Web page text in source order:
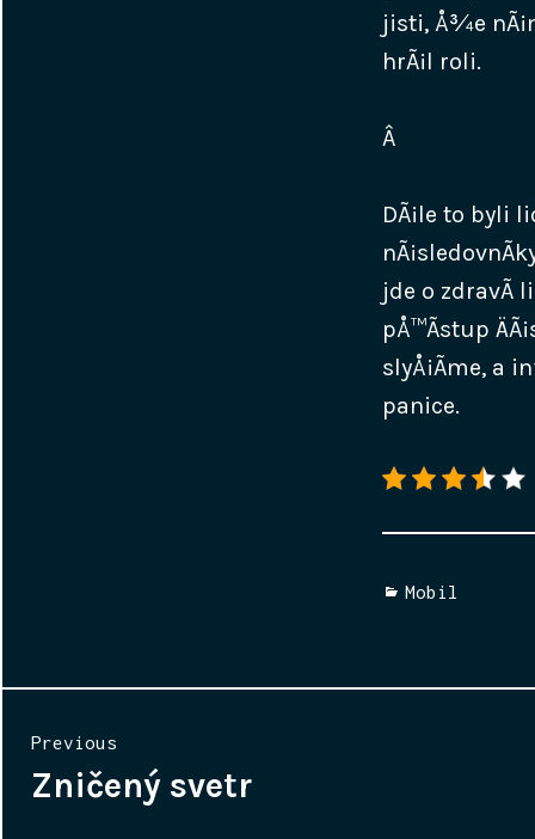
jisti, Å¾e
hrÃ¡l roli.
Â
DÃ¡le to byli
jde o zdravÃ­
pÅ™Ã­stup
slyÅ¡Ã­me, a
panice.
Categories
Mobil
pro
Previous
Previous
Zničený svetr